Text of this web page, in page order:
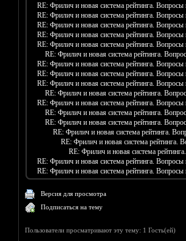
RE: Фрилич и новая система рейтинга. Вопросы
RE: Фрилич и новая система рейтинга. Вопросы
RE: Фрилич и новая система рейтинга. Вопросы
RE: Фрилич и новая система рейтинга. Вопросы
RE: Фрилич и новая система рейтинга. Вопросы
RE: Фрилич и новая система рейтинга.
RE: Фрилич и новая система рейтинга. Вопросы
RE: Фрилич и новая система рейтинга. Вопросы
RE: Фрилич и новая система рейтинга. Вопросы
RE: Фрилич и новая система рейтинга.
RE: Фрилич и новая система рейтинга. Вопросы
RE: Фрилич и новая система рейтинга.
RE: Фрилич и новая система рейтинга.
RE: Фрилич и новая система рейтинга.
RE: Фрилич и новая система рейтинга.
RE: Фрилич и новая система
RE: Фрилич и новая система рейтинга. Вопросы
RE: Фрилич и новая система рейтинга. Вопросы
Версия для просмотра
Подписаться на тему
Пользователи просматривают эту тему: 1 Гость(ей)